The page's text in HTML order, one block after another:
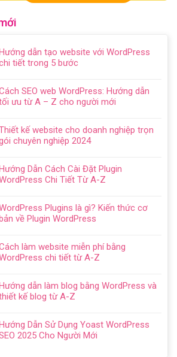
dẫn tạo website với WordPress
tiết trong 5 bước
luận
tạo
WordPress
SEO web WordPress: Hướng dẫn
ưu từ A – Z cho người mới
bình
Hướng
ưu
A
kế website cho doanh nghiệp trọn
chuyên nghiệp 2024
luận
nghiệp
nghiệp
Dẫn Cách Cài Đặt Plugin
Chi Tiết Từ A-Z
bình
Plugins là gì? Kiến thức cơ
về Plugin WordPress
luận
làm website miễn phí bằng
chi tiết từ A-Z
luận
dẫn làm blog bằng WordPress và
kế blog từ A-Z
Dẫn Sử Dụng Yoast WordPress
2025 Cho Người Mới